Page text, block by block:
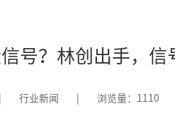
号？林创出手，信
行业新闻 浏览量：1110